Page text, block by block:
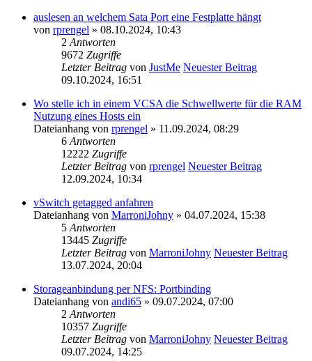
auslesen an welchem Sata Port eine Festplatte hängt
von rprengel » 08.10.2024, 10:43
2 Antworten
9672 Zugriffe
Letzter Beitrag von JustMe Neuester Beitrag
09.10.2024, 16:51
Wo stelle ich in einem VCSA die Schwellwerte für die RAM
Nutzung eines Hosts ein
Dateianhang von rprengel » 11.09.2024, 08:29
6 Antworten
12222 Zugriffe
Letzter Beitrag von rprengel Neuester Beitrag
12.09.2024, 10:34
vSwitch getagged anfahren
Dateianhang von MarroniJohny » 04.07.2024, 15:38
5 Antworten
13445 Zugriffe
Letzter Beitrag von MarroniJohny Neuester Beitrag
13.07.2024, 20:04
Storageanbindung per NFS: Portbinding
Dateianhang von andi65 » 09.07.2024, 07:00
2 Antworten
10357 Zugriffe
Letzter Beitrag von MarroniJohny Neuester Beitrag
09.07.2024, 14:25